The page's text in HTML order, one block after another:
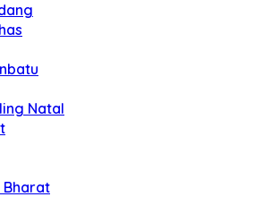
Natal
Bharat